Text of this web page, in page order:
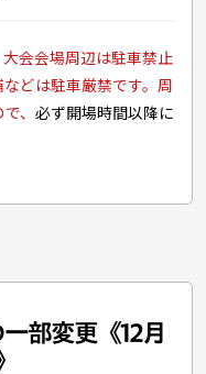
大会会場周辺は駐車禁止
どは駐車厳禁です。周
で、必ず開場時間以降に
部変更《12月